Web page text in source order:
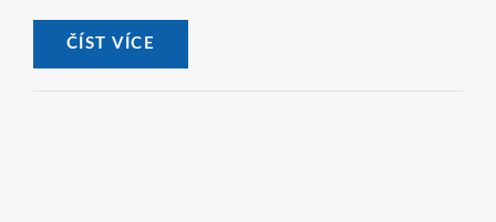
tady, pojďme se podívat na to podrobněji.
ČÍST VÍCE